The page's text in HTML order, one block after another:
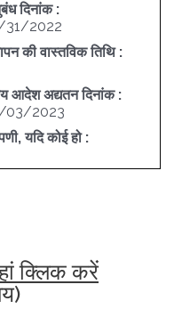
दिनांक :
31/2022
की वास्तविक तिथि :
आदेश अद्यतन दिनांक :
03/2023
यदि कोई हो :
क्लिक करें